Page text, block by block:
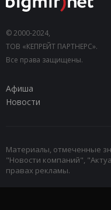
© 2000-2024,
ТОВ «КЕПРЕЙТ ПАРТНЕРС».
Все права защищены.
Афиша
Новости
Материалы, отмеченные
"Новости компаний",
правах рекламы.